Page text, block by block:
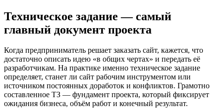
Техническое задание — самый
главный документ проекта
Когда предприниматель решает заказать сайт, кажется, что
достаточно описать идею «в общих чертах» и передать её
разработчикам. На практике именно техническое задание
определяет, станет ли сайт рабочим инструментом или
источником постоянных доработок и конфликтов. Грамотно
составленное ТЗ — фундамент проекта, который фиксирует
ожидания бизнеса, объём работ и конечный результат.